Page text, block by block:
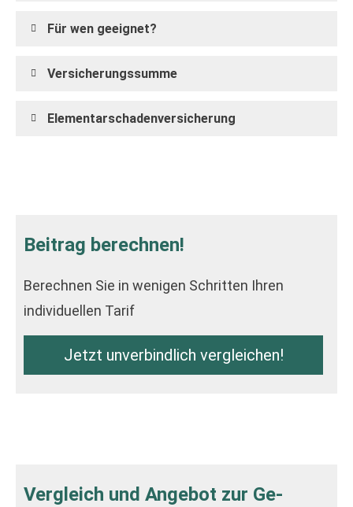
Für wen geeignet?
Versicherungssumme
Elementarschadenversicherung
Beitrag berechnen!
Berechnen Sie in wenigen Schritten Ihren
individuellen Tarif
Jetzt unverbindlich ver­gleichen!
Vergleich und Angebot zur Ge­